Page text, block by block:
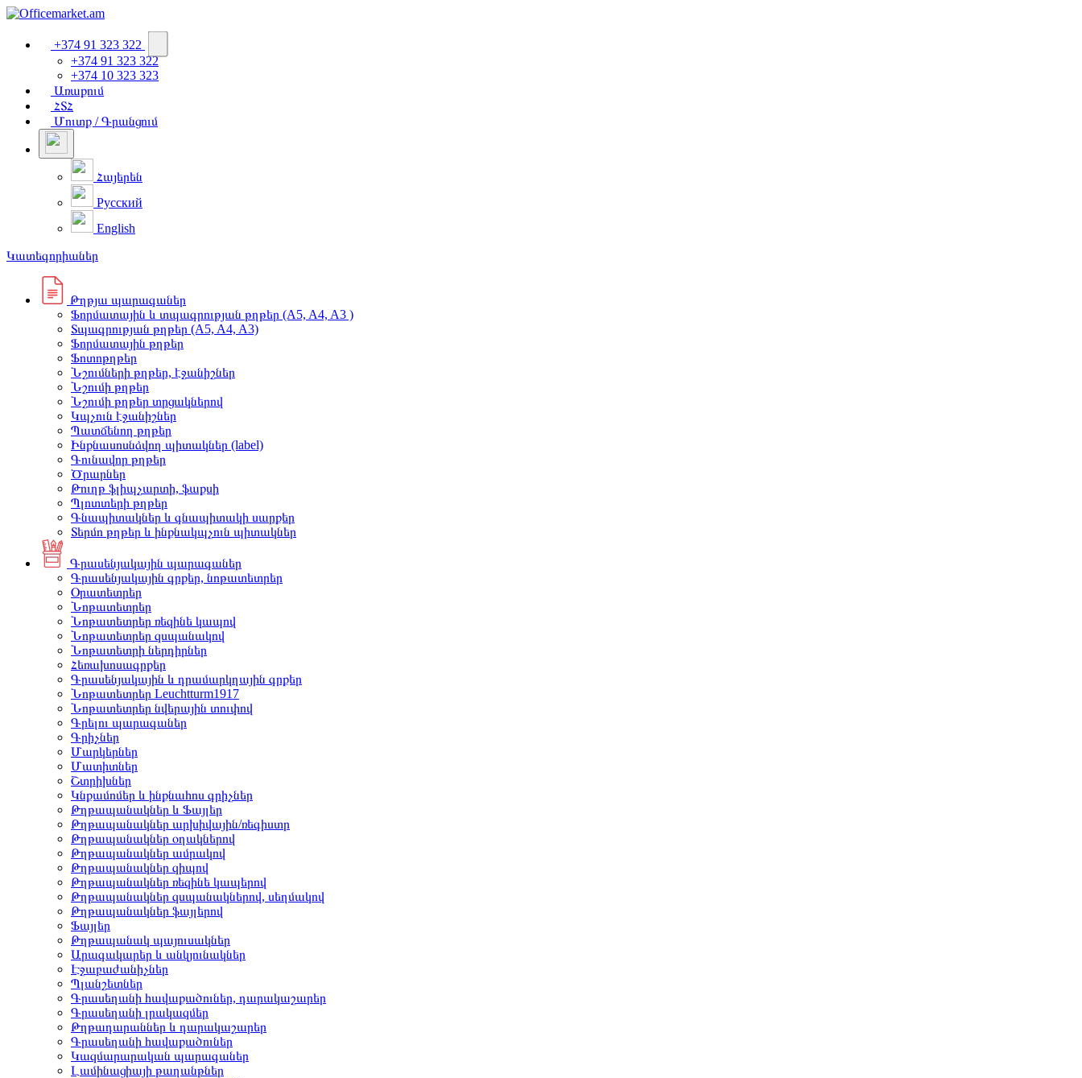
+374 91 323 322
+374 91 323 322
+374 10 323 323
Առաքում
ՀՏՀ
Մուտք / Գրանցում
Հայերեն
Русский
English
Կատեգորիաներ
Թղթյա պարագաներ
Ֆորմատային և տպագրության թղթեր (A5, A4, A3 )
Տպագրության թղթեր (A5, A4, A3)
Ֆորմատային թղթեր
Ֆոտոթղթեր
Նշումների թղթեր, էջանիշներ
Նշումի թղթեր
Նշումի թղթեր տրցակներով
Կպչուն էջանիշներ
Պատճենող թղթեր
Ինքնասոսնձվող պիտակներ (label)
Գունավոր թղթեր
Ծրարներ
Թուղթ ֆլիպչարտի, ֆաքսի
Պլոտտերի թղթեր
Գնապիտակներ և գնապիտակի սարքեր
Տերմո թղթեր և ինքնակպչուն պիտակներ
Գրասենյակային պարագաներ
Գրասենյակային գրքեր, նոթատետրեր
Օրատետրեր
Նոթատետրեր
Նոթատետրեր ռեզինե կապով
Նոթատետրեր զսպանակով
Նոթատետրի ներդիրներ
Հեռախոսագրքեր
Գրասենյակային և դրամարկղային գրքեր
Նոթատետրեր Leuchtturm1917
Նոթատետրեր նվերային տուփով
Գրելու պարագաներ
Գրիչներ
Մարկերներ
Մատիտներ
Շտրիխներ
Կնքամոմեր և ինքնահոս գրիչներ
Թղթապանակներ և Ֆայլեր
Թղթապանակներ արխիվային/ռեգիստր
Թղթապանակներ օղակներով
Թղթապանակներ ամրակով
Թղթապանակներ զիպով
Թղթապանակներ ռեզինե կապերով
Թղթապանակներ զսպանակներով, սեղմակով
Թղթապանակներ ֆայլերով
Ֆայլեր
Թղթապանակ պայուսակներ
Արագակարեր և անկյունակներ
Էջաբաժանիչներ
Պլանշետներ
Գրասեղանի հավաքածուներ, դարակաշարեր
Գրասեղանի լրակազմեր
Թղթադարաններ և դարակաշարեր
Գրասեղանի հավաքածուներ
Կազմարարական պարագաներ
Լամինացիայի թաղանթներ